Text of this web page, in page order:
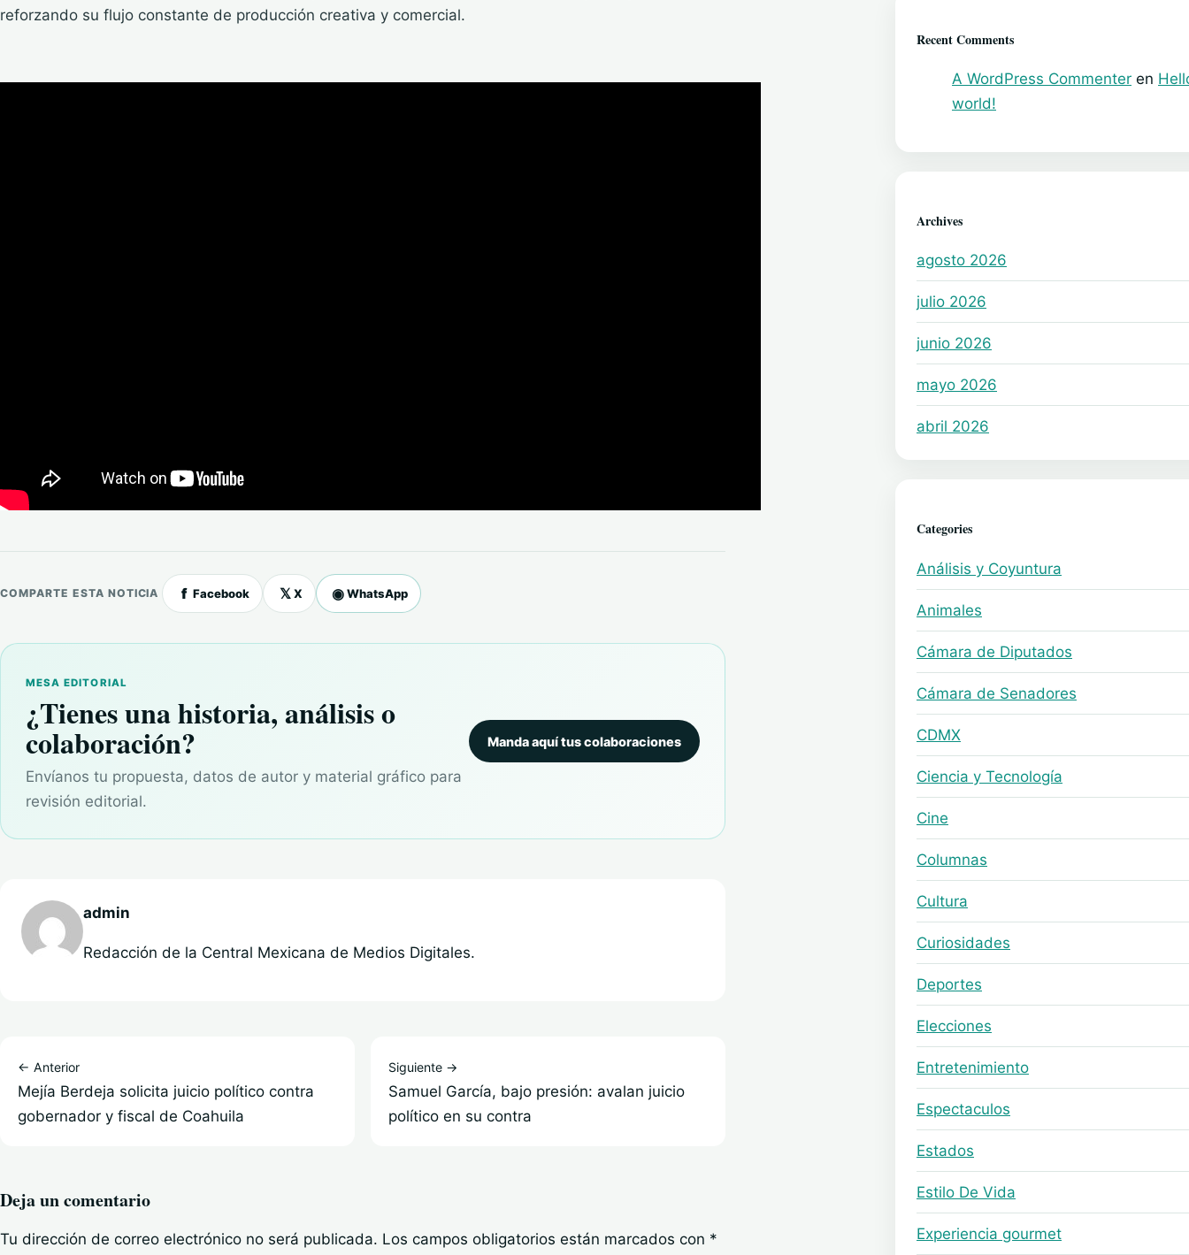
reforzando su flujo constante de producción creativa y comercial.
COMPARTE ESTA NOTICIA f Facebook 𝕏 X ◉ WhatsApp
MESA EDITORIAL
¿Tienes una historia, análisis o
colaboración?
Envíanos tu propuesta, datos de autor y material gráfico para
revisión editorial.
Manda aquí tus colaboraciones
admin
Redacción de la Central Mexicana de Medios Digitales.
← Anterior
Mejía Berdeja solicita juicio político contra
gobernador y fiscal de Coahuila
Siguiente →
Samuel García, bajo presión: avalan juicio
político en su contra
Deja un comentario
Tu dirección de correo electrónico no será publicada. Los campos obligatorios están marcados con *
Recent Comments
A WordPress Commenter en
world!
Archives
agosto 2026
julio 2026
junio 2026
mayo 2026
abril 2026
Categories
Análisis y Coyuntura
Animales
Cámara de Diputados
Cámara de Senadores
CDMX
Ciencia y Tecnología
Cine
Columnas
Cultura
Curiosidades
Deportes
Elecciones
Entretenimiento
Espectaculos
Estados
Estilo De Vida
Experiencia gourmet